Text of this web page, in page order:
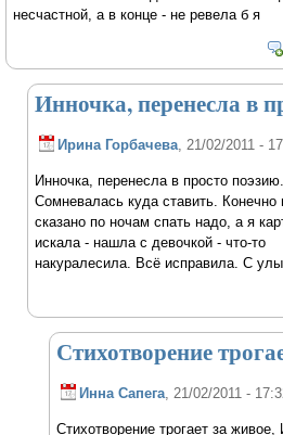
несчастной, а в конце - не ревела б я
Инночка, перенесла в
Ирина Горбачева, 21/02/2011 -
Инночка, перенесла в просто поэзию.
Сомневалась куда ставить. Конечно
сказано по ночам спать надо, а я
искала - нашла с девочкой - что-то
накуралесила. Всё исправила. С
Стихотворение
Инна Сапега, 21/02/2011 -
Стихотворение трогает за живое,